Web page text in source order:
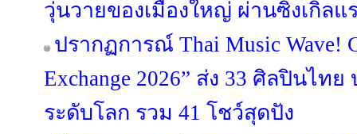
วุ่นวายของเมืองใหญ่ ผ่านซิงเกิลแ
ปรากฏการณ์ Thai Music Wave!
Exchange 2026” ส่ง 33 ศิลปินไท
ระดับโลก รวม 41 โชว์สุดปัง